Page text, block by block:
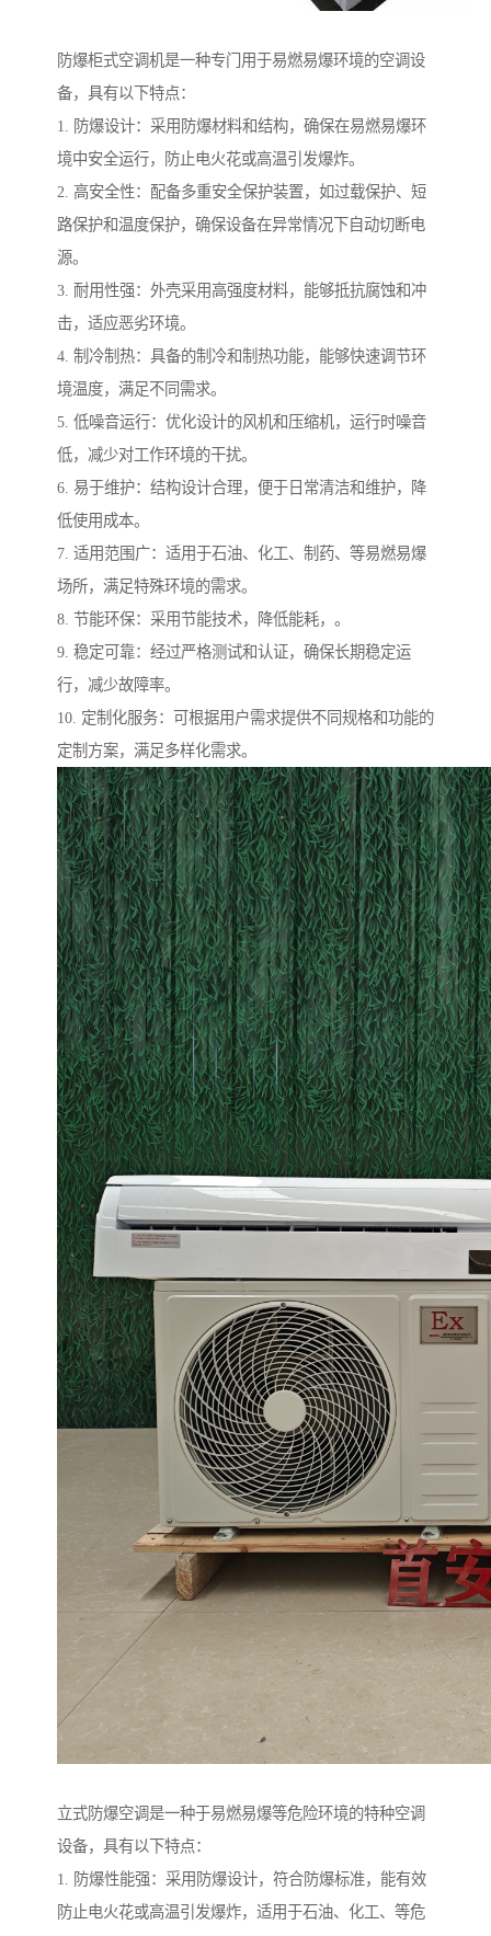
防爆柜式空调机是一种专门用于易燃易爆环境的空调设
备，具有以下特点：
1. 防爆设计：采用防爆材料和结构，确保在易燃易爆环
境中安全运行，防止电火花或高温引发爆炸。
2. 高安全性：配备多重安全保护装置，如过载保护、短
路保护和温度保护，确保设备在异常情况下自动切断电
源。
3. 耐用性强：外壳采用高强度材料，能够抵抗腐蚀和冲
击，适应恶劣环境。
4. 制冷制热：具备的制冷和制热功能，能够快速调节环
境温度，满足不同需求。
5. 低噪音运行：优化设计的风机和压缩机，运行时噪音
低，减少对工作环境的干扰。
6. 易于维护：结构设计合理，便于日常清洁和维护，降
低使用成本。
7. 适用范围广：适用于石油、化工、制药、等易燃易爆
场所，满足特殊环境的需求。
8. 节能环保：采用节能技术，降低能耗，。
9. 稳定可靠：经过严格测试和认证，确保长期稳定运
行，减少故障率。
10. 定制化服务：可根据用户需求提供不同规格和功能的
定制方案，满足多样化需求。
立式防爆空调是一种于易燃易爆等危险环境的特种空调
设备，具有以下特点：
1. 防爆性能强：采用防爆设计，符合防爆标准，能有效
防止电火花或高温引发爆炸，适用于石油、化工、等危